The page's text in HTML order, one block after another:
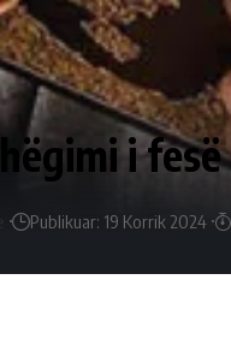
i fesë
Publikuar: 19 Korrik 2024